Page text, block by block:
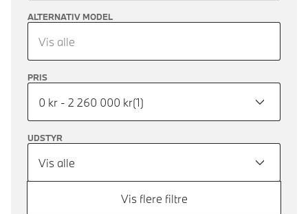
ALTERNATIV MODEL
Vis alle
PRIS
0 kr - 2 260 000 kr(1)
UDSTYR
Vis alle
Vis flere filtre